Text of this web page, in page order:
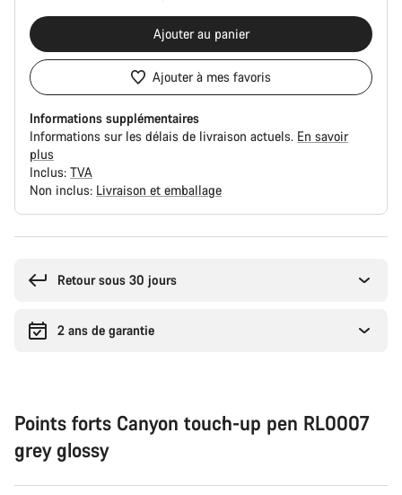
Ajouter au panier
Ajouter à mes favoris
Informations supplémentaires
Informations sur les délais de livraison actuels. En savoir
plus
Inclus: TVA
Non inclus: Livraison et emballage
Retour sous 30 jours
2 ans de garantie
Points forts Canyon touch-up pen RL0007
grey glossy